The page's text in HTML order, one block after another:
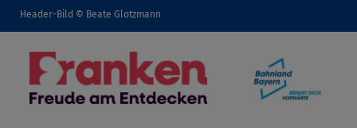
Header-Bild © Beate Glotzmann